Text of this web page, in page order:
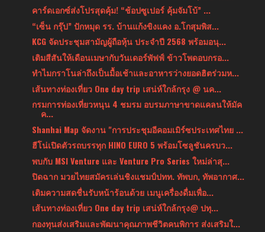
คาร์ดเอกซ์ส่งโปรสุดคุ้ม! “ช้อปซูเปอร์ คุ้มจัมโบ้” ...
“เซ็น กรุ๊ป” ปักหมุด รร. บ้านแก้งขิงแคง อ.โกสุมพิส...
KCG จัดประชุมสามัญผู้ถือหุ้น ประจำปี 2568 พร้อมอนุ...
เติมสีสันให้เดือนเมษากับวันเดอร์พัฟฟ์ ข้าวโพดอบกรอ...
ทำไมกราโนล่าถึงเป็นมื้อเช้าและอาหารว่างยอดฮิตร่วมห...
เส้นทางท่องเที่ยว One day trip เสน่ห์ใกล้กรุง @ นค...
กรมการท่องเที่ยวหนุน 4 ชมรม อบรมภาษาขาดแคลนให้มัค
ค...
Shanhai Map จัดงาน "การประชุมอีคอมเมิร์ซประเทศไทย ...
ฮีโน่เปิดตัวรถบรรทุก HINO EURO 5 พร้อมโซลูชันครบว...
พบกับ MSI Venture และ Venture Pro Series ใหม่ล่าสุ...
ปิดฉาก มวยไทยสมัครเล่นชิงแชมป์ปทท. ทัพบก, ทัพอากาศ...
เติมความสดชื่นรับหน้าร้อนด้วย เมนูเครื่องดื่มเพื่อ...
เส้นทางท่องเที่ยว One day trip เสน่ห์ใกล้กรุง@ ปทุ...
กองทุนส่งเสริมและพัฒนาคุณภาพชีวิตคนพิการ ส่งเสริมใ...